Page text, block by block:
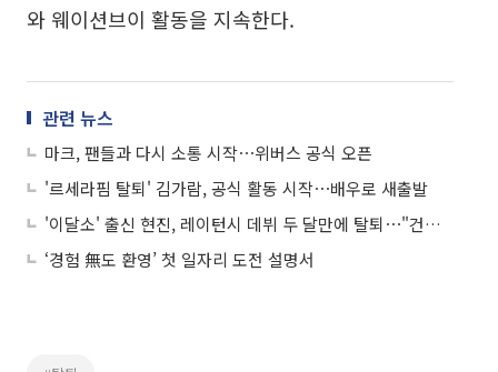
와 웨이션브이 활동을 지속한다.
관련 뉴스
마크, 팬들과 다시 소통 시작⋯위버스 공식 오픈
'르세라핌 탈퇴' 김가람, 공식 활동 시작⋯배우로 새출발
'이달소' 출신 현진, 레이턴시 데뷔 두 달만에 탈퇴⋯"건강상 이유, 많이 지쳐"
‘경험 無도 환영’ 첫 일자리 도전 설명서